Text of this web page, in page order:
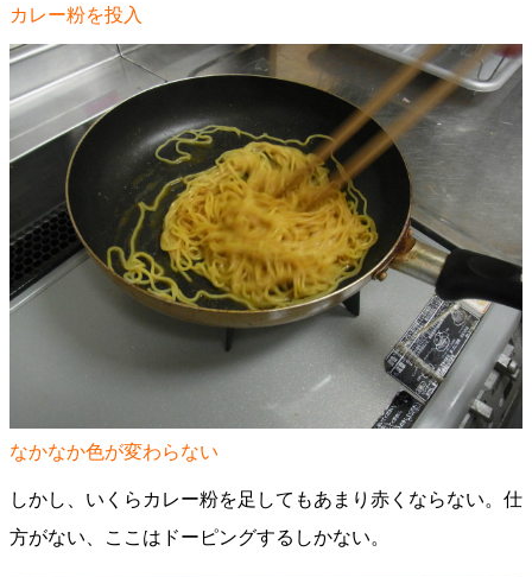
カレー粉を投入
なかなか色が変わらない
しかし、いくらカレー粉を足してもあまり赤くならない。仕
方がない、ここはドーピングするしかない。